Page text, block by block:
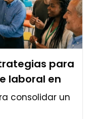
para
laboral en
consolidar un